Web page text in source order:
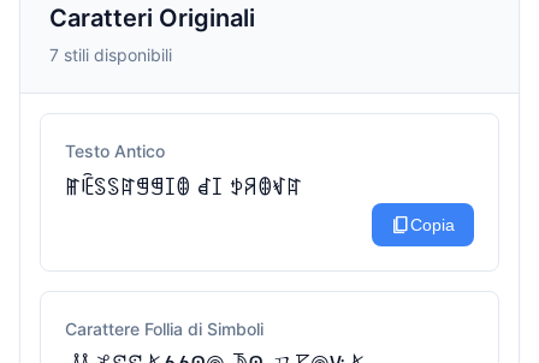
Caratteri Originali
7 stili disponibili
Testo Antico
ꂵꍟꌗꌗꍏꁅꁅꀤꂦ ꀸꀤ ꉣꋪꂦꃴꍏ
content_copyCopia
Carattere Follia di Simboli